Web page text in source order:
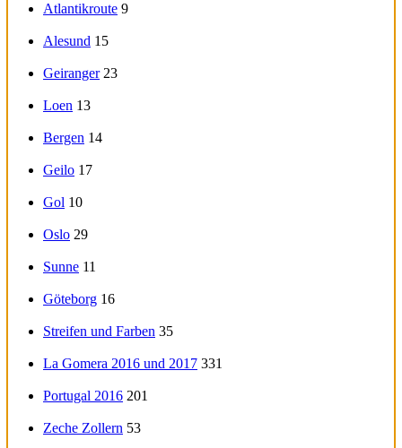
Atlantikroute 9
Alesund 15
Geiranger 23
Loen 13
Bergen 14
Geilo 17
Gol 10
Oslo 29
Sunne 11
Göteborg 16
Streifen und Farben 35
La Gomera 2016 und 2017 331
Portugal 2016 201
Zeche Zollern 53